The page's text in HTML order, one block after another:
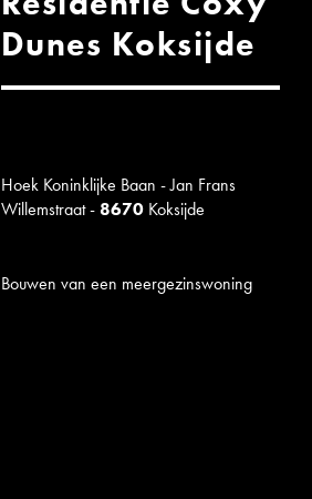
Dunes Koksijde
Hoek Koninklijke Baan - Jan Frans
Willemstraat -8670 Koksijde
Bouwen van een meergezinswoning